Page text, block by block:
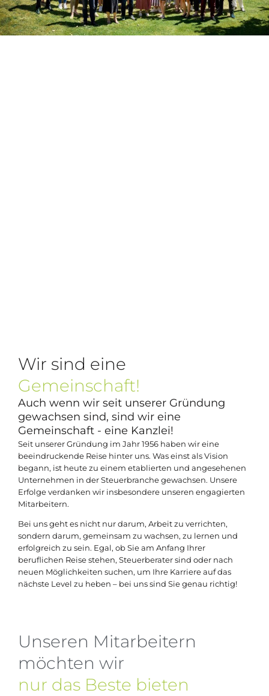
Wir sind eine
Gemeinschaft!
Auch wenn wir seit unserer Gründung
gewachsen sind, sind wir eine
Gemeinschaft - eine Kanzlei!
Seit unserer Gründung im Jahr 1956 haben wir eine
beeindruckende Reise hinter uns. Was einst als Vision
begann, ist heute zu einem etablierten und angesehenen
Unternehmen in der Steuerbranche gewachsen. Unsere
Erfolge verdanken wir insbesondere unseren engagierten
Mitarbeitern.
Bei uns geht es nicht nur darum, Arbeit zu verrichten,
sondern darum, gemeinsam zu wachsen, zu lernen und
erfolgreich zu sein. Egal, ob Sie am Anfang Ihrer
beruflichen Reise stehen, Steuerberater sind oder nach
neuen Möglichkeiten suchen, um Ihre Karriere auf das
nächste Level zu heben – bei uns sind Sie genau richtig!
Unseren Mitarbeitern
möchten wir
nur das Beste bieten